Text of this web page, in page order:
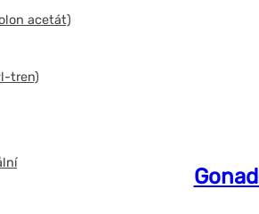
acetát)
tren)